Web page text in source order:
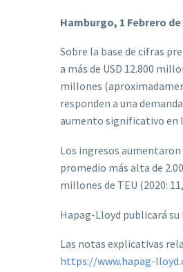
Hamburgo, 1 Febrero de
Sobre la base de cifras
a más de USD 12.800
millones
responden a una
aumento significativo en
Los ingresos
promedio más alta de
millones de TEU (2020:
Hapag-Lloyd publicará su
Las notas explicativas
https://www.hapag-